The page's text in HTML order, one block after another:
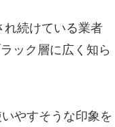
れ続けている業者
ック層に広く知ら
やすそうな印象を